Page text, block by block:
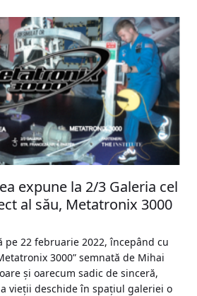
expune la 2/3 Galeria cel
al său, Metatronix 3000
pe 22 februarie 2022, începând cu
3000” semnată de Mihai
și oarecum sadic de sinceră,
vieții deschide în spațiul galeriei o